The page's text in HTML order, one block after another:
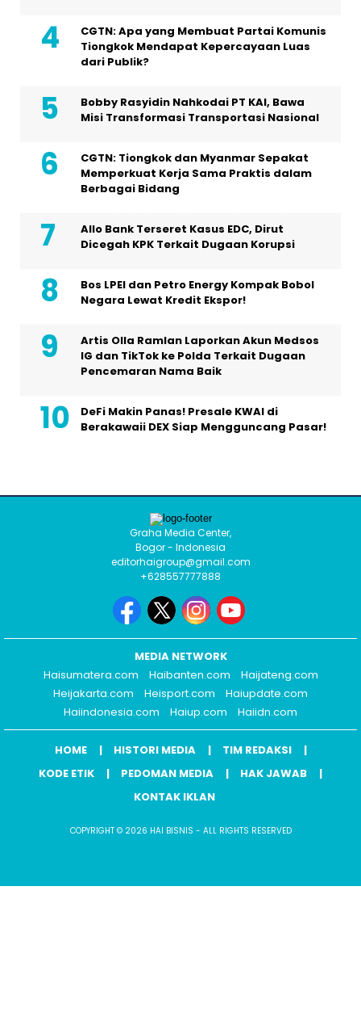
CGTN: Apa yang Membuat Partai Komunis
Tiongkok Mendapat Kepercayaan Luas
dari Publik?
Bobby Rasyidin Nahkodai PT KAI, Bawa
Misi Transformasi Transportasi Nasional
CGTN: Tiongkok dan Myanmar Sepakat
Memperkuat Kerja Sama Praktis dalam
Berbagai Bidang
Allo Bank Terseret Kasus EDC, Dirut
Dicegah KPK Terkait Dugaan Korupsi
Bos LPEI dan Petro Energy Kompak Bobol
Negara Lewat Kredit Ekspor!
Artis Olla Ramlan Laporkan Akun Medsos
IG dan TikTok ke Polda Terkait Dugaan
Pencemaran Nama Baik
DeFi Makin Panas! Presale KWAI di
Berakawaii DEX Siap Mengguncang Pasar!
Graha Media Center,
Bogor - Indonesia
editorhaigroup@gmail.com
+628557777888
MEDIA NETWORK
Haisumatera.com
Haibanten.com
Haijateng.com
Heijakarta.com
Heisport.com
Haiupdate.com
Haiindonesia.com
Haiup.com Haiidn.com
HOME HISTORI MEDIA
TIM REDAKSI
KODE ETIK
PEDOMAN MEDIA
HAK JAWAB
KONTAK IKLAN
COPYRIGHT © 2026 HAI BISNIS - ALL RIGHTS RESERVED